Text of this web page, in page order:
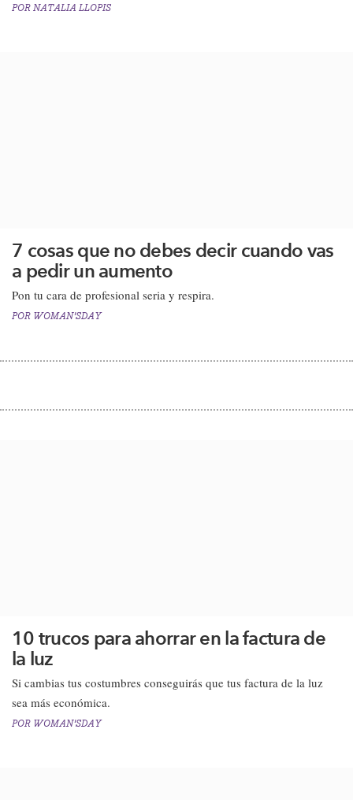
POR NATALIA LLOPIS
7 cosas que no debes decir cuando vas
a pedir un aumento
Pon tu cara de profesional seria y respira.
POR WOMAN'SDAY
10 trucos para ahorrar en la factura de
la luz
​Si cambias tus costumbres conseguirás que tus factura de la luz
sea más económica.
POR WOMAN'SDAY